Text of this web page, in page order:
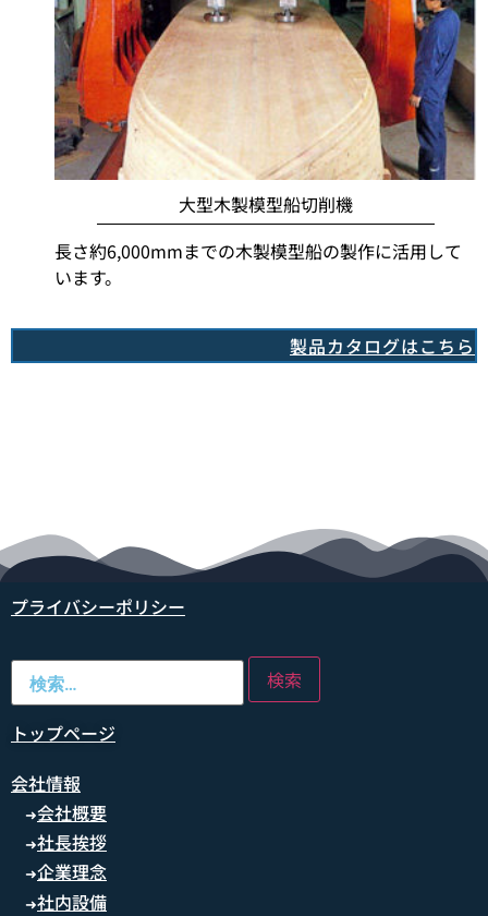
大型木製模型船切削機
長さ約6,000mmまでの木製模型船の製作に活用して
います。
製品カタログはこちら
プライバシーポリシー
トップページ
会社情報
➜会社概要
➜社長挨拶
➜企業理念
➜社内設備